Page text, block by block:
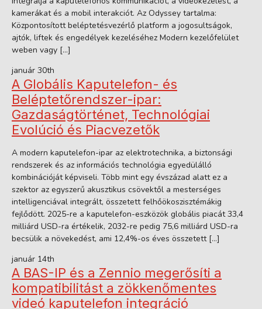
kamerákat és a mobil interakciót. Az Odyssey tartalma:
Központosított beléptetésvezérlő platform a jogosultságok,
ajtók, liftek és engedélyek kezeléséhez Modern kezelőfelület
weben vagy […]
január 30th
A Globális Kaputelefon- és
Beléptetőrendszer-ipar:
Gazdaságtörténet, Technológiai
Evolúció és Piacvezetők
A modern kaputelefon-ipar az elektrotechnika, a biztonsági
rendszerek és az információs technológia egyedülálló
kombinációját képviseli. Több mint egy évszázad alatt ez a
szektor az egyszerű akusztikus csövektől a mesterséges
intelligenciával integrált, összetett felhőökoszisztémákig
fejlődött. 2025-re a kaputelefon-eszközök globális piacát 33,4
milliárd USD-ra értékelik, 2032-re pedig 75,6 milliárd USD-ra
becsülik a növekedést, ami 12,4%-os éves összetett […]
január 14th
A BAS-IP és a Zennio megerősíti a
kompatibilitást a zökkenőmentes
videó kaputelefon integráció